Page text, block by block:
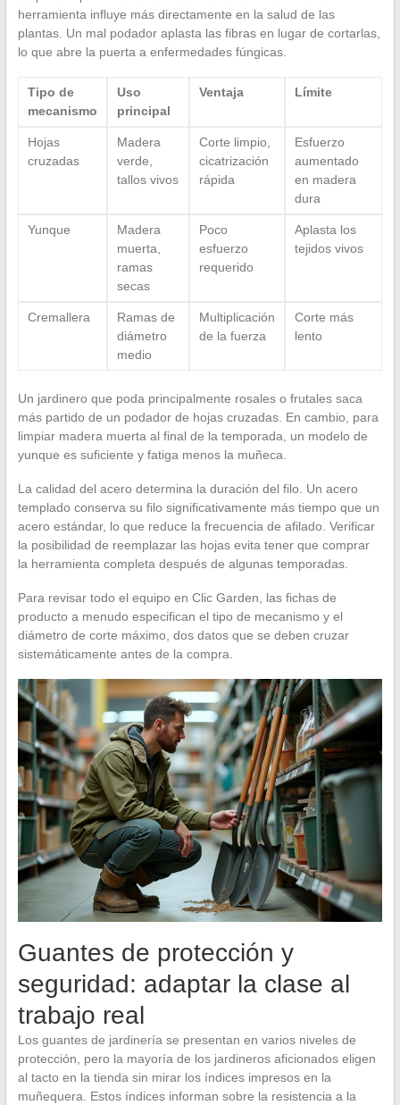
herramienta influye más directamente en la salud de las
plantas. Un mal podador aplasta las fibras en lugar de cortarlas,
lo que abre la puerta a enfermedades fúngicas.
Tipo de
mecanismo
Uso
principal
Ventaja Límite
Hojas
cruzadas
Madera
verde,
tallos vivos
Corte limpio,
cicatrización
rápida
Esfuerzo
aumentado
en madera
dura
Yunque
Madera
muerta,
ramas
secas
Poco
esfuerzo
requerido
Aplasta los
tejidos vivos
Cremallera
Ramas de
diámetro
medio
Multiplicación
de la fuerza
Corte más
lento
Un jardinero que poda principalmente rosales o frutales saca
más partido de un podador de hojas cruzadas. En cambio, para
limpiar madera muerta al final de la temporada, un modelo de
yunque es suficiente y fatiga menos la muñeca.
La calidad del acero determina la duración del filo. Un acero
templado conserva su filo significativamente más tiempo que un
acero estándar, lo que reduce la frecuencia de afilado. Verificar
la posibilidad de reemplazar las hojas evita tener que comprar
la herramienta completa después de algunas temporadas.
Para revisar todo el equipo en Clic Garden, las fichas de
producto a menudo especifican el tipo de mecanismo y el
diámetro de corte máximo, dos datos que se deben cruzar
sistemáticamente antes de la compra.
Guantes de protección y
seguridad: adaptar la clase al
trabajo real
Los guantes de jardinería se presentan en varios niveles de
protección, pero la mayoría de los jardineros aficionados eligen
al tacto en la tienda sin mirar los índices impresos en la
muñequera. Estos índices informan sobre la resistencia a la